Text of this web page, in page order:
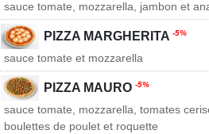
sauce tomate, mozzarella, jambon et
PIZZA MARGHERITA -5%
sauce tomate et mozzarella
PIZZA MAURO -5%
sauce tomate, mozzarella, tomates
boulettes de poulet et roquette